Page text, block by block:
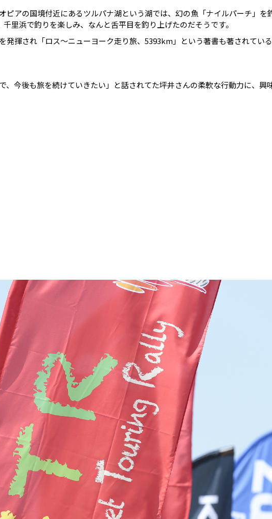
ピアの国境付近にあるツルパナ湖という湖では、幻の魚「ナイルパーチ」を
里浜で釣りを楽しみ、なんと舌平目を釣り上げたのだそうです。
発揮され「ロス〜ニューヨーク走り旅、5393km」という著書も著されてい
、今後も旅を続けていきたい」と話されてた坪井さんの柔軟な行動力に、興